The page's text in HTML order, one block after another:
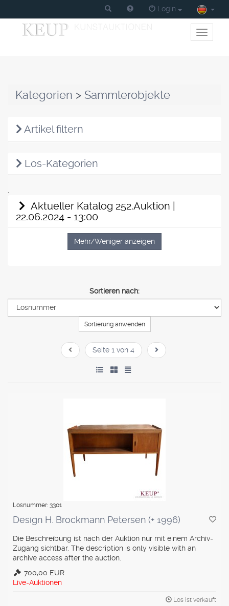
Login
Toggle
primary
Kategorien > Sammlerobjekte
Artikel filtern
Los-Kategorien
Aktueller Katalog 252.Auktion |
22.06.2024 - 13:00
Mehr/Weniger anzeigen
Sortieren nach:
Sortierung anwenden
Seite 1 von 4
Losnummer: 3301
Design H. Brockmann Petersen (+ 1996)
Die Beschreibung ist nach der Auktion nur mit einem Archiv-
Zugang sichtbar. The description is only visible with an
archive access after the auction.
700,00 EUR
Live-Auktionen
Los ist verkauft